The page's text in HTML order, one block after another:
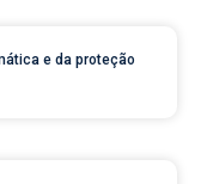
e da proteção